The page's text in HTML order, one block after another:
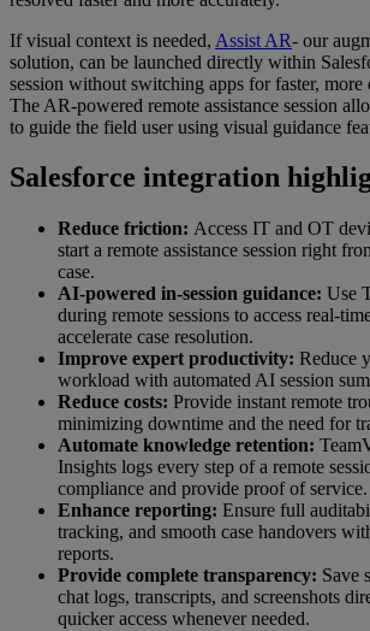
If visual context is needed, Assist AR- our
solution, can be launched directly within
session without switching apps for faster, more
The AR-powered remote assistance session
to guide the field user using visual guidance
Salesforce integration
Reduce friction: Access IT and OT
start a remote assistance session right
case.
AI-powered in-session guidance: Use
during remote sessions to access real-
accelerate case resolution.
Improve expert productivity: Reduce
workload with automated AI session
Reduce costs: Provide instant remote
minimizing downtime and the need for
Automate knowledge retention:
Insights logs every step of a remote
compliance and provide proof of service.
Enhance reporting: Ensure full
tracking, and smooth case handovers
reports.
Provide complete transparency: Save
chat logs, transcripts, and screenshots
quicker access whenever needed.